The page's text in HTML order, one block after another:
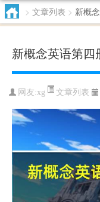
> 文章列表 > 新概
新概念英语第
网友:xg 文章列表